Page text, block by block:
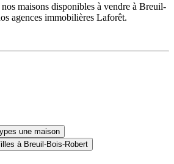
maisons disponibles à vendre à Breuil-
agences immobilières Laforêt.
une maison
à Breuil-Bois-Robert